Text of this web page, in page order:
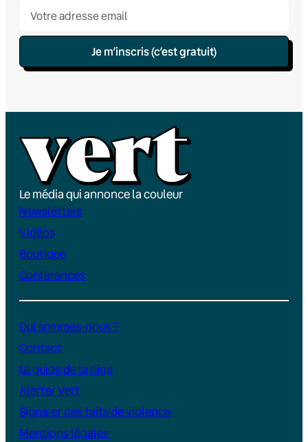
Je m’inscris (c’est gratuit)
Le média qui annonce la couleur
Newsletters
Vidéos
Boutique
Conférences
Qui sommes-nous ?
Contact
Le guide de la pige
Alerter Vert
Signaler des faits de violence
Mentions légales